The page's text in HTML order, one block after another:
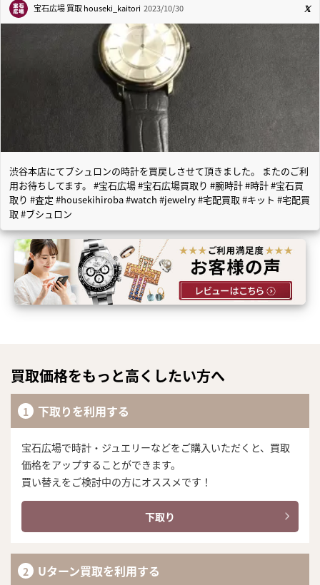
宝石広場 買取houseki_kaitori 2023/10/30
渋谷本店にてブシュロンの時計を買戻しさせて頂きました。 またのご利
用お待ちしてます。 #宝石広場 #宝石広場買取り #腕時計 #時計 #宝石買
取り #査定 #housekihiroba #watch #jewelry #宅配買取 #キット #宅配買
取 #ブシュロン
買取価格をもっと高くしたい方へ
下取りを利用する
宝石広場で時計・ジュエリーなどをご購入いただくと、買取
価格をアップすることができます。
買い替えをご検討中の方にオススメです！
下取り
Uターン買取を利用する